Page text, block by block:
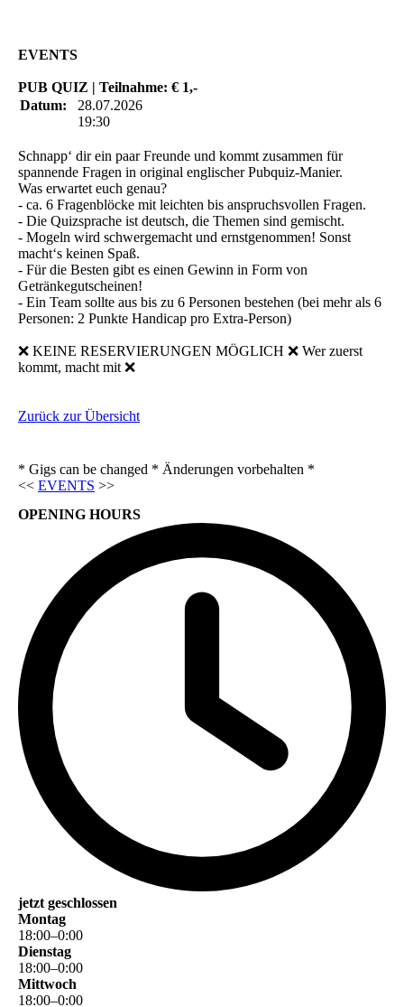
EVENTS
PUB QUIZ | Teilnahme: € 1,-
Datum:
28.07.2026
19:30
Schnapp‘ dir ein paar Freunde und kommt zusammen für
spannende Fragen in original englischer Pubquiz-Manier.
Was erwartet euch genau?
- ca. 6 Fragenblöcke mit leichten bis anspruchsvollen Fragen.
- Die Quizsprache ist deutsch, die Themen sind gemischt.
- Mogeln wird schwergemacht und ernstgenommen! Sonst
macht‘s keinen Spaß.
- Für die Besten gibt es einen Gewinn in Form von
Getränkegutscheinen!
- Ein Team sollte aus bis zu 6 Personen bestehen (bei mehr als 6
Personen: 2 Punkte Handicap pro Extra-Person)
❌ KEINE RESERVIERUNGEN MÖGLICH ❌ Wer zuerst
kommt, macht mit ❌
Zurück zur Übersicht
* Gigs can be changed * Änderungen vorbehalten *
<< EVENTS >>
OPENING HOURS
jetzt geschlossen
Montag
18:00–0:00
Dienstag
18:00–0:00
Mittwoch
18:00–0:00